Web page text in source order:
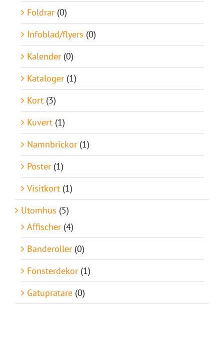
Foldrar (0)
Infoblad/flyers (0)
Kalender (0)
Kataloger (1)
Kort (3)
Kuvert (1)
Namnbrickor (1)
Poster (1)
Visitkort (1)
Utomhus (5)
Affischer (4)
Banderoller (0)
Fönsterdekor (1)
Gatupratare (0)